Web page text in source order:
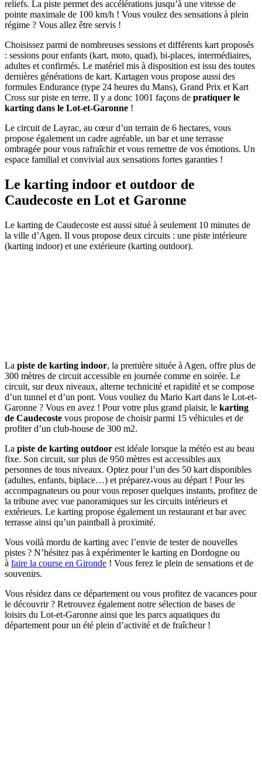
reliefs. La piste permet des accélérations jusqu’à une vitesse de
pointe maximale de 100 km/h ! Vous voulez des sensations à plein
régime ? Vous allez être servis !
Choisissez parmi de nombreuses sessions et différents kart proposés
: sessions pour enfants (kart, moto, quad), bi-places, intermédiaires,
adultes et confirmés. Le matériel mis à disposition est issu des toutes
dernières générations de kart. Kartagen vous propose aussi des
formules Endurance (type 24 heures du Mans), Grand Prix et Kart
Cross sur piste en terre. Il y a donc 1001 façons de pratiquer le
karting dans le Lot-et-Garonne !
Le circuit de Layrac, au cœur d’un terrain de 6 hectares, vous
propose également un cadre agréable, un bar et une terrasse
ombragée pour vous rafraîchir et vous remettre de vos émotions. Un
espace familial et convivial aux sensations fortes garanties !
Le karting indoor et outdoor de
Caudecoste en Lot et Garonne
Le karting de Caudecoste est aussi situé à seulement 10 minutes de
la ville d’Agen. Il vous propose deux circuits : une piste intérieure
(karting indoor) et une extérieure (karting outdoor).
La piste de karting indoor, la première située à Agen, offre plus de
300 mètres de circuit accessible en journée comme en soirée. Le
circuit, sur deux niveaux, alterne technicité et rapidité et se compose
d’un tunnel et d’un pont. Vous vouliez du Mario Kart dans le Lot-et-
Garonne ? Vous en avez ! Pour votre plus grand plaisir, le karting
de Caudecoste vous propose de choisir parmi 15 véhicules et de
profiter d’un club-house de 300 m2.
La piste de karting outdoor est idéale lorsque la météo est au beau
fixe. Son circuit, sur plus de 950 mètres est accessibles aux
personnes de tous niveaux. Optez pour l’un des 50 kart disponibles
(adultes, enfants, biplace…) et préparez-vous au départ ! Pour les
accompagnateurs ou pour vous reposer quelques instants, profitez de
la tribune avec vue panoramiques sur les circuits intérieurs et
extérieurs. Le karting propose également un restaurant et bar avec
terrasse ainsi qu’un paintball à proximité.
Vous voilà mordu de karting avec l’envie de tester de nouvelles
pistes ? N’hésitez pas à expérimenter le karting en Dordogne ou
à faire la course en Gironde ! Vous ferez le plein de sensations et de
souvenirs.
Vous résidez dans ce département ou vous profitez de vacances pour
le découvrir ? Retrouvez également notre sélection de bases de
loisirs du Lot-et-Garonne ainsi que les parcs aquatiques du
département pour un été plein d’activité et de fraîcheur !